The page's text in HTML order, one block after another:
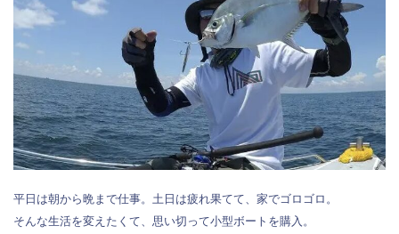
平日は朝から晩まで仕事。土日は疲れ果てて、家でゴロゴロ。
そんな生活を変えたくて、思い切って小型ボートを購入。